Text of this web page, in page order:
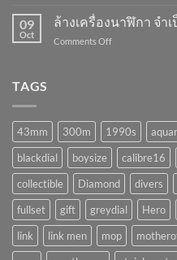
!?เครื่อง
พัง
ถ้า
09
Oct
ล้างเครื่องนาฬิกา จำ
Comments Offon
มั้ย
!?
TAGS
43mm 300m 1990s
blackdial
boysize calibre16
collectible
Diamond divers
fullset
gift greydial Hero
link
link men mop